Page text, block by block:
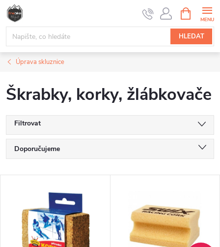
Přejít
obsah
HLEDAT
NÁKUPNÍ
KOŠÍK
Úprava skluznice
Škrabky, korky, žlábkovače
Filtrovat
Ř
a
Doporučujeme
Nejprodávanější
Abecedně